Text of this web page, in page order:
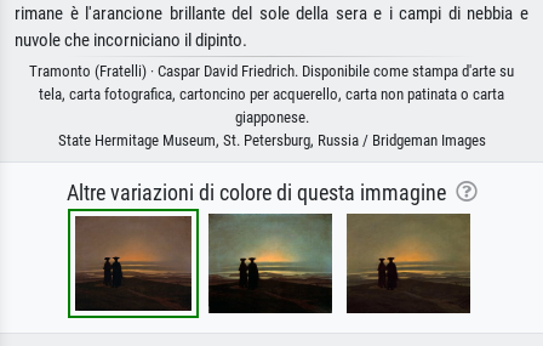
rimane è l'arancione brillante del sole della sera e i campi di nebbia e
nuvole che incorniciano il dipinto.
Tramonto (Fratelli) · Caspar David Friedrich. Disponibile come stampa d'arte su
tela, carta fotografica, cartoncino per acquerello, carta non patinata o carta
giapponese.
State Hermitage Museum, St. Petersburg, Russia / Bridgeman Images
Altre variazioni di colore di questa immagine